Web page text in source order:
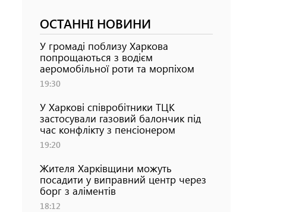
ОСТАННІ НОВИНИ
У громаді поблизу Харкова
попрощаються з водієм
аеромобільної роти та морпіхом
19:30
У Харкові співробітники ТЦК
застосували газовий балончик під
час конфлікту з пенсіонером
19:20
Жителя Харківщини можуть
посадити у виправний центр через
борг з аліментів
18:12